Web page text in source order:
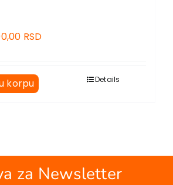
RSD
korpu Details
za Newsletter